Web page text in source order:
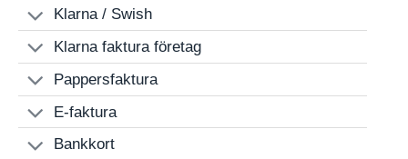
Klarna / Swish
Klarna faktura företag
Pappersfaktura
E-faktura
Bankkort